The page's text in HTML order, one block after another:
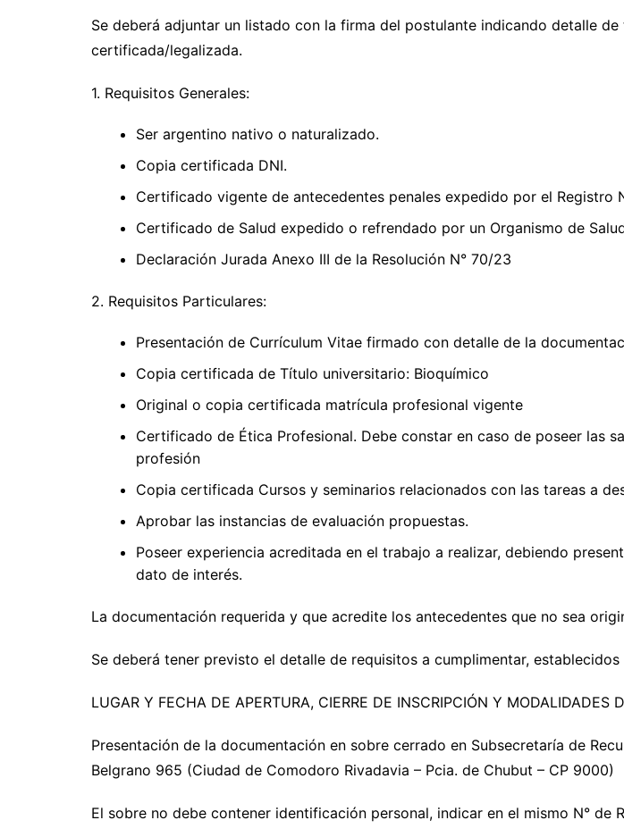
Se deberá adjuntar un listado con la firma del postulante indicando detalle
certificada/legalizada.
1. Requisitos Generales:
Ser argentino nativo o naturalizado.
Copia certificada DNI.
Certificado vigente de antecedentes penales expedido por el Registro
Certificado de Salud expedido o refrendado por un Organismo de
Declaración Jurada Anexo III de la Resolución N° 70/23
2. Requisitos Particulares:
Presentación de Currículum Vitae firmado con detalle de la
Copia certificada de Título universitario: Bioquímico
Original o copia certificada matrícula profesional vigente
Certificado de Ética Profesional. Debe constar en caso de poseer las
profesión
Copia certificada Cursos y seminarios relacionados con las tareas a
Aprobar las instancias de evaluación propuestas.
Poseer experiencia acreditada en el trabajo a realizar, debiendo
dato de interés.
La documentación requerida y que acredite los antecedentes que no sea
Se deberá tener previsto el detalle de requisitos a cumplimentar,
LUGAR Y FECHA DE APERTURA, CIERRE DE INSCRIPCIÓN Y MODALIDADES
Presentación de la documentación en sobre cerrado en Subsecretaría de
Belgrano 965 (Ciudad de Comodoro Rivadavia – Pcia. de Chubut – CP 9000)
El sobre no debe contener identificación personal, indicar en el mismo N°